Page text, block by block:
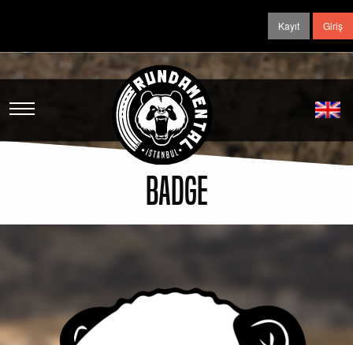
Kayıt Giriş
BADGE